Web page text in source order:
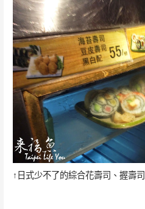
↑日式少不了的綜合花壽司、握壽司